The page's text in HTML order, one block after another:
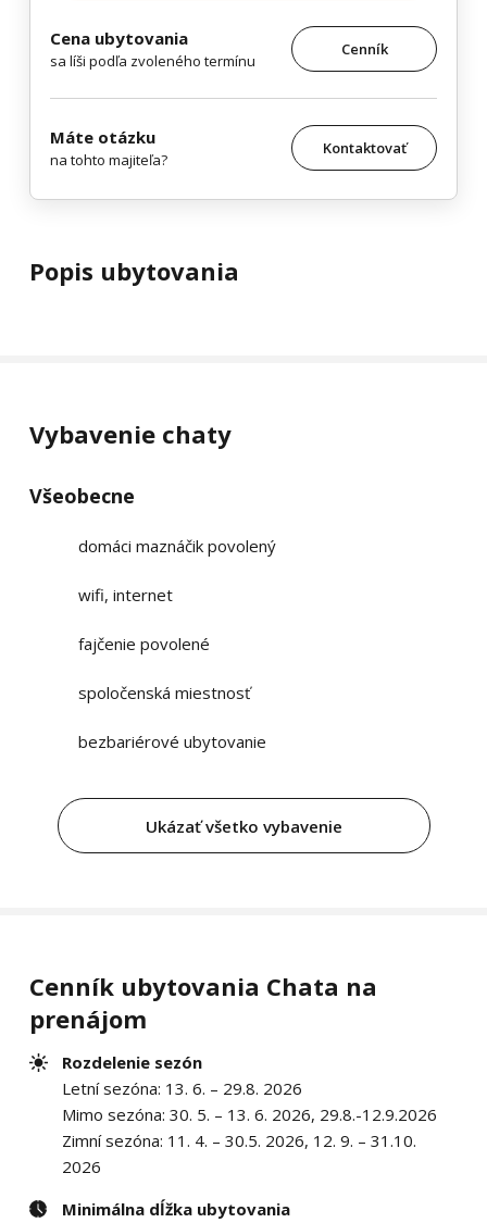
Cena ubytovania
sa líši podľa zvoleného termínu
Cenník
Máte otázku
na tohto majiteľa?
Kontaktovať
Popis ubytovania
Vybavenie chaty
Všeobecne
domáci maznáčik povolený
wifi, internet
fajčenie povolené
spoločenská miestnosť
bezbariérové ubytovanie
Ukázať všetko vybavenie
Cenník ubytovania Chata na
prenájom
Rozdelenie sezón
Letní sezóna: 13. 6. – 29.8. 2026
Mimo sezóna: 30. 5. – 13. 6. 2026, 29.8.-12.9.2026
Zimní sezóna: 11. 4. – 30.5. 2026, 12. 9. – 31.10.
2026
Minimálna dĺžka ubytovania